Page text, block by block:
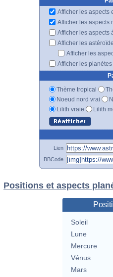
Afficher les aspects
Afficher les aspects
Afficher les aspects
Afficher les
Afficher les
Afficher les
Thème tropical
Noeud nord vrai
Lilith vraie
Lilith
Lien
BBCode
Positions et aspects
Soleil
Lune
Mercure
Vénus
Mars